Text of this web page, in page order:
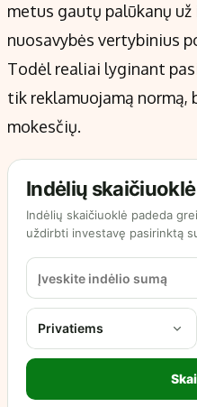
metus gautų palūkanų
nuosavybės vertybinius
Todėl realiai lyginant
tik reklamuojamą normą,
mokesčių.